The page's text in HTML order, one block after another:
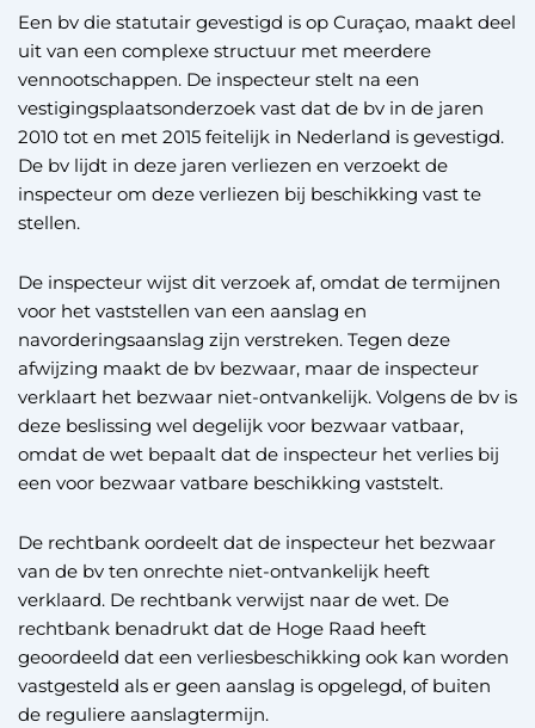
Een bv die statutair gevestigd is op Curaçao, maakt deel
uit van een complexe structuur met meerdere
vennootschappen. De inspecteur stelt na een
vestigingsplaatsonderzoek vast dat de bv in de jaren
2010 tot en met 2015 feitelijk in Nederland is gevestigd.
De bv lijdt in deze jaren verliezen en verzoekt de
inspecteur om deze verliezen bij beschikking vast te
stellen.
De inspecteur wijst dit verzoek af, omdat de termijnen
voor het vaststellen van een aanslag en
navorderingsaanslag zijn verstreken. Tegen deze
afwijzing maakt de bv bezwaar, maar de inspecteur
verklaart het bezwaar niet-ontvankelijk. Volgens de bv is
deze beslissing wel degelijk voor bezwaar vatbaar,
omdat de wet bepaalt dat de inspecteur het verlies bij
een voor bezwaar vatbare beschikking vaststelt.
De rechtbank oordeelt dat de inspecteur het bezwaar
van de bv ten onrechte niet-ontvankelijk heeft
verklaard. De rechtbank verwijst naar de wet. De
rechtbank benadrukt dat de Hoge Raad heeft
geoordeeld dat een verliesbeschikking ook kan worden
vastgesteld als er geen aanslag is opgelegd, of buiten
de reguliere aanslagtermijn.